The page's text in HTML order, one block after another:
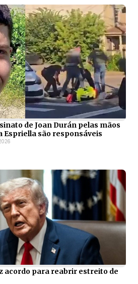
de Joan Durán pelas mãos
Espriella são responsáveis
acordo para reabrir estreito de